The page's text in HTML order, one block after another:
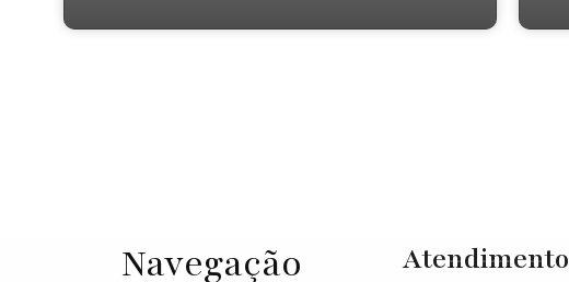
Navegação Atendimento